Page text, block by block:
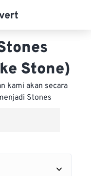
Stone)
kami akan secara
Stones